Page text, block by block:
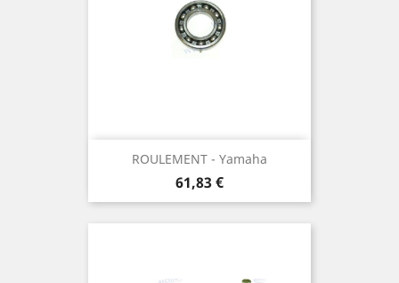
ROULEMENT - Yamaha
Prix
61,83 €